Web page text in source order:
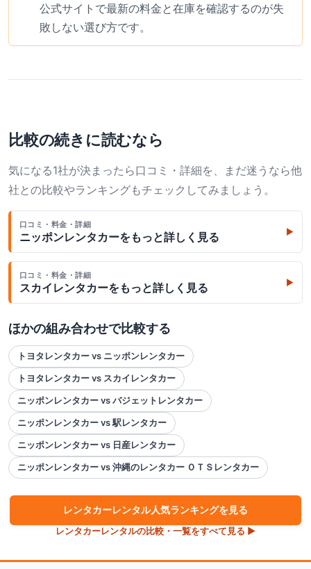
公式サイトで最新の料金と在庫を確認するのが失
敗しない選び方です。
比較の続きに読むなら
気になる1社が決まったら口コミ・詳細を、まだ迷うなら他
社との比較やランキングもチェックしてみましょう。
口コミ・料金・詳細
ニッポンレンタカーをもっと詳しく見る ▶
口コミ・料金・詳細
スカイレンタカーをもっと詳しく見る ▶
ほかの組み合わせで比較する
トヨタレンタカー vs ニッポンレンタカー
トヨタレンタカー vs スカイレンタカー
ニッポンレンタカー vs バジェットレンタカー
ニッポンレンタカー vs 駅レンタカー
ニッポンレンタカー vs 日産レンタカー
ニッポンレンタカー vs 沖縄のレンタカー ＯＴＳレンタカー
レンタカーレンタル人気ランキングを見る
レンタカーレンタルの比較・一覧をすべて見る ▶